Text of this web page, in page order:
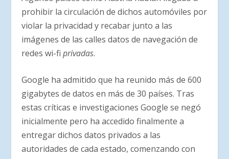
prohibir la circulación de dichos automóviles por
violar la privacidad y recabar junto a las
imágenes de las calles datos de navegación de
redes wi-fiprivadas.
Google ha admitido que ha reunido más de 600
gigabytes de datos en más de 30 países. Tras
estas críticas e investigaciones Google se negó
inicialmente pero ha accedido finalmente a
entregar dichos datos privados a las
autoridades de cada estado, comenzando con